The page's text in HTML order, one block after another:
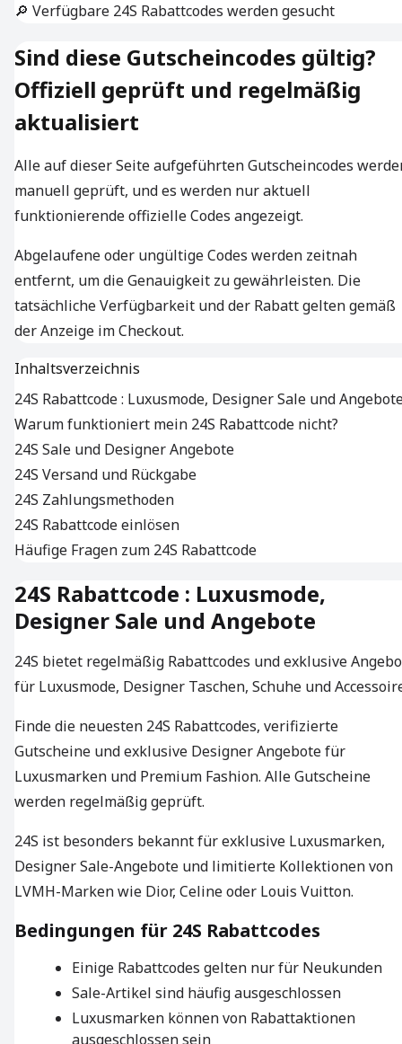
🔎 Verfügbare 24S Rabattcodes werden gesucht
Sind diese Gutscheincodes gültig?
Offiziell geprüft und regelmäßig
aktualisiert
Alle auf dieser Seite aufgeführten Gutscheincodes
manuell geprüft, und es werden nur aktuell
funktionierende offizielle Codes angezeigt.
Abgelaufene oder ungültige Codes werden zeitnah
entfernt, um die Genauigkeit zu gewährleisten. Die
tatsächliche Verfügbarkeit und der Rabatt gelten gemäß
der Anzeige im Checkout.
Inhaltsverzeichnis
24S Rabattcode : Luxusmode, Designer Sale und
Warum funktioniert mein 24S Rabattcode nicht?
24S Sale und Designer Angebote
24S Versand und Rückgabe
24S Zahlungsmethoden
24S Rabattcode einlösen
Häufige Fragen zum 24S Rabattcode
24S Rabattcode : Luxusmode,
Designer Sale und Angebote
24S bietet regelmäßig Rabattcodes und exklusive
für Luxusmode, Designer Taschen, Schuhe und
Finde die neuesten 24S Rabattcodes, verifizierte
Gutscheine und exklusive Designer Angebote für
Luxusmarken und Premium Fashion. Alle Gutscheine
werden regelmäßig geprüft.
24S ist besonders bekannt für exklusive Luxusmarken,
Designer Sale-Angebote und limitierte Kollektionen von
LVMH-Marken wie Dior, Celine oder Louis Vuitton.
Bedingungen für 24S Rabattcodes
Einige Rabattcodes gelten nur für Neukunden
Sale-Artikel sind häufig ausgeschlossen
Luxusmarken können von Rabattaktionen
ausgeschlossen sein